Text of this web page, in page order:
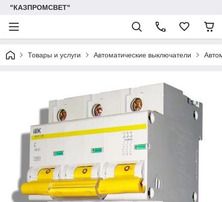
"КАЗПРОМСВЕТ"
Товары и услуги Автоматические выключатели